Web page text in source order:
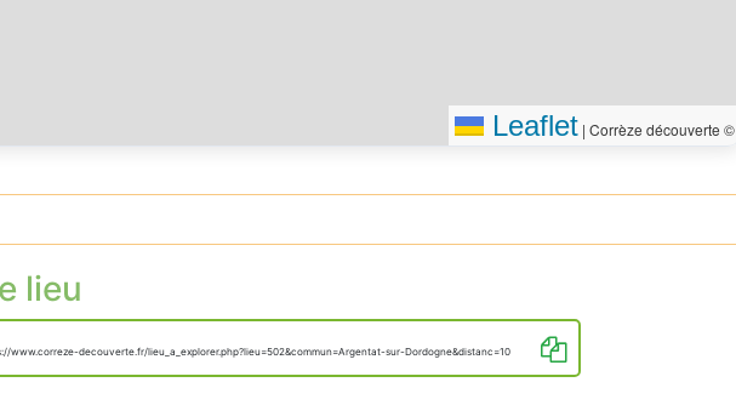
Leaflet | Corrèze découverte ©
lieu
www.correze-decouverte.fr/lieu_a_explorer.php?lieu=502&commun=Argentat-sur-Dordogne&distanc=10